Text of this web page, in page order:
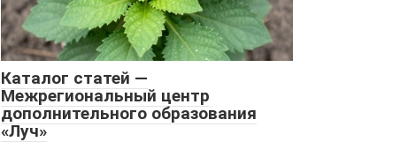
Каталог статей —
Межрегиональный центр
дополнительного образования
«Луч»